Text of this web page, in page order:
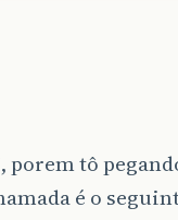
porem tô
é o